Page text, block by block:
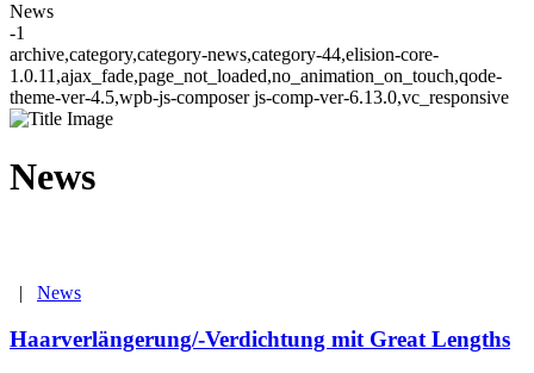
News
-1
archive,category,category-news,category-44,elision-core-
1.0.11,ajax_fade,page_not_loaded,no_animation_on_touch,qode-
theme-ver-4.5,wpb-js-composer js-comp-ver-6.13.0,vc_responsive
News
| News
Haarverlängerung/-Verdichtung mit Great Lengths